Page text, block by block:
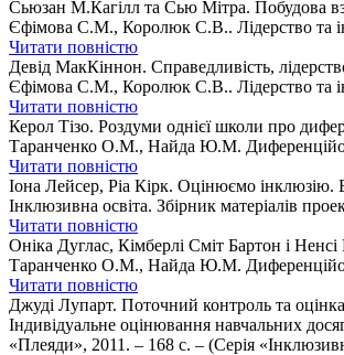
Сьюзан М.Кагілл та Сью Мітра. Побудова
Єфімова С.М., Королюк С.В.. Лідерство та
Читати повністю
Девід МакКіннон. Справедливість,
Єфімова С.М., Королюк С.В.. Лідерство та
Читати повністю
Керол Тізо. Роздуми однієї школи про
Таранченко О.М., Найда Ю.М.
Читати повністю
Іона Лейсер, Ріа Кірк. Оцінюємо інклюзію.
Інклюзивна освіта. Збірник матеріалів
Читати повністю
Оніка Дуглас, Кімберлі Сміт Бартон і
Таранченко О.М., Найда Ю.М.
Читати повністю
Джуді Лупарт. Поточний контроль та
Індивідуальне оцінювання навчальних
«Плеяди», 2011. – 168 с. – (Серія